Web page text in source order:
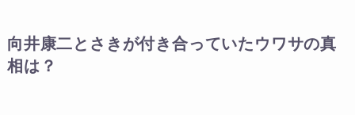
向井康二とさきが付き合っていたウワサの真
相は？